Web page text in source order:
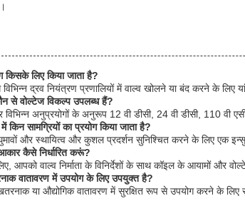
किसके लिए किया जाता है?
द्रव नियंत्रण प्रणालियों में वाल्व खोलने या बंद करने के लिए
से वोल्टेज विकल्प उपलब्ध हैं?
विभिन्न अनुप्रयोगों के अनुरूप 12 वी डीसी, 24 वी डीसी, 110 वी
किन सामग्रियों का प्रयोग किया जाता है?
और स्थायित्व और कुशल प्रदर्शन सुनिश्चित करने के लिए एक
कैसे निर्धारित करूं?
वाल्व निर्माता के विनिर्देशों के साथ कॉइल के आयामों और
वातावरण में उपयोग के लिए उपयुक्त है?
या औद्योगिक वातावरण में सुरक्षित रूप से उपयोग करने के